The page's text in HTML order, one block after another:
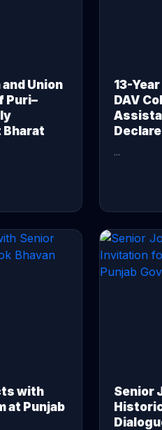
Union
Puri–
Bharat
13-
DAV
...
with
at Punjab
Senior